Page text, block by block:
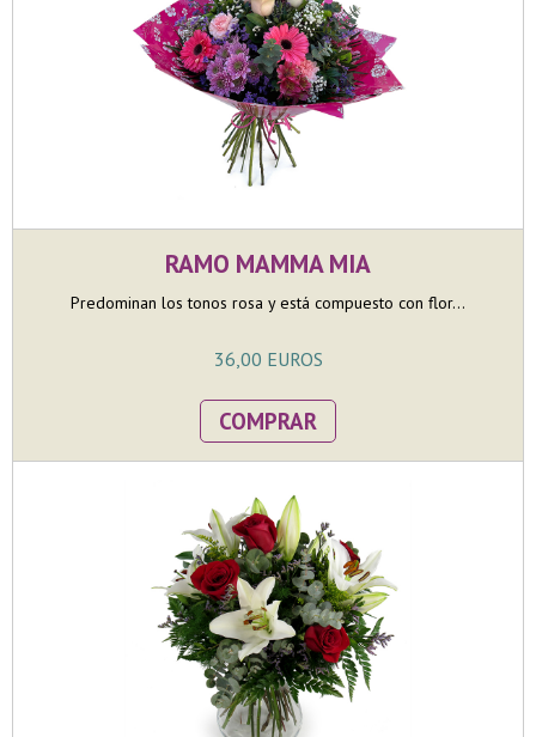
RAMO MAMMA MIA
Predominan los tonos rosa y está compuesto con flor...
36,00 EUROS
COMPRAR